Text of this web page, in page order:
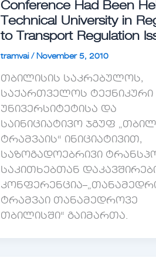
Conference Had Been
Technical University in
to Transport Regulation
tramvai/ November 5, 2010
თბილისის საკრებულოს,
საქართველოს ტექნიკური
უნივერსიტეტისა და
საინიციატივო ჯგუფ
ტრამვაის“ ინიციატივით,
საზოგადოებრივი
საკითხებთან
ტრამვაი თანამედროვე
თბილისში“ გაიმართა.